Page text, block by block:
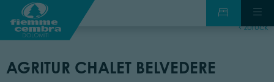
zurück
AGRITUR CHALET BELVEDERE